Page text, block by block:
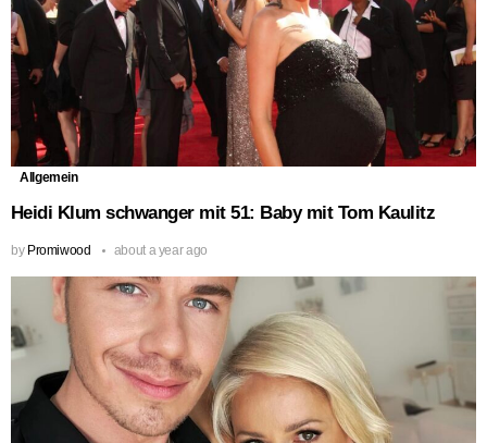
Allgemein
Heidi Klum schwanger mit 51: Baby mit Tom Kaulitz
by Promiwood about a year ago